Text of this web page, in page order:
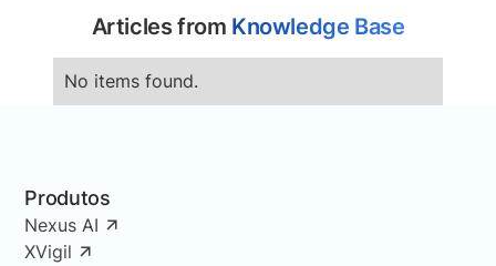
Articles from Knowledge Base
No items found.
Produtos
Nexus AI
XVigil